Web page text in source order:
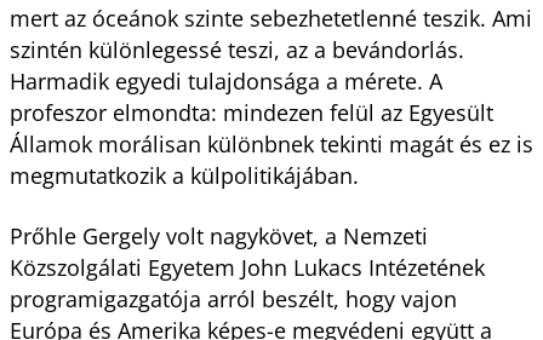
mert az óceánok szinte sebezhetetlenné teszik. Ami
szintén különlegessé teszi, az a bevándorlás.
Harmadik egyedi tulajdonsága a mérete. A
profeszor elmondta: mindezen felül az Egyesült
Államok morálisan különbnek tekinti magát és ez is
megmutatkozik a külpolitikájában.
Prőhle Gergely volt nagykövet, a Nemzeti
Közszolgálati Egyetem John Lukacs Intézetének
programigazgatója arról beszélt, hogy vajon
Európa és Amerika képes-e megvédeni együtt a